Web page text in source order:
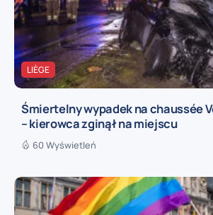
LIÈGE
Śmiertelny wypadek na chaussée
– kierowca zginął na miejscu
60 Wyświetleń